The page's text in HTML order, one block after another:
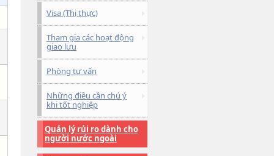
Visa (Thị thực)
Tham gia các hoạt động
giao lưu
Phòng tư vấn
Những điều cần chú ý
khi tốt nghiệp
Quản lý rủi ro dành cho
người nước ngoài